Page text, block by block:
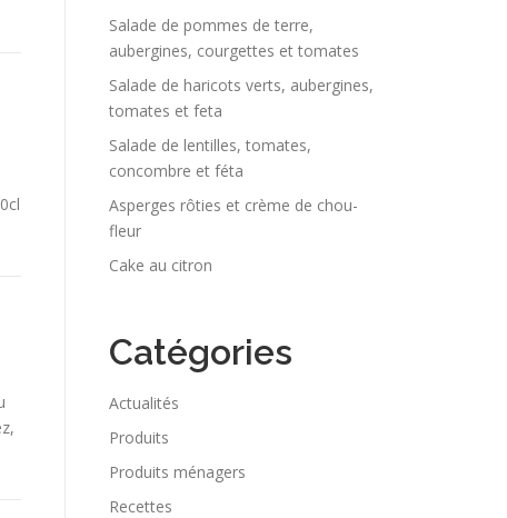
Salade de pommes de terre,
aubergines, courgettes et tomates
Salade de haricots verts, aubergines,
tomates et feta
Salade de lentilles, tomates,
concombre et féta
Asperges rôties et crème de chou-
fleur
Cake au citron
Catégories
Actualités
Produits
Produits ménagers
Recettes